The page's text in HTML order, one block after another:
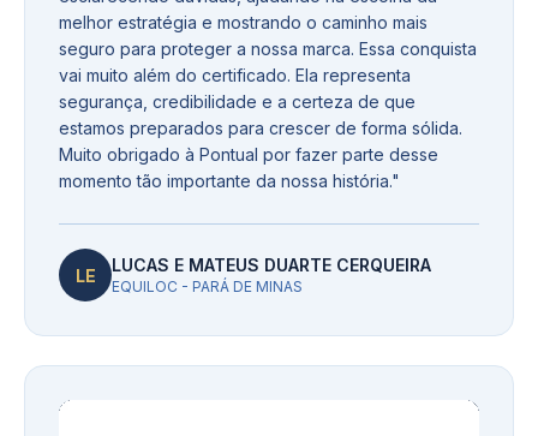
melhor estratégia e mostrando o caminho mais
seguro para proteger a nossa marca. Essa conquista
vai muito além do certificado. Ela representa
segurança, credibilidade e a certeza de que
estamos preparados para crescer de forma sólida.
Muito obrigado à Pontual por fazer parte desse
momento tão importante da nossa história."
LE LUCAS E MATEUS DUARTE CERQUEIRA
EQUILOC - PARÁ DE MINAS